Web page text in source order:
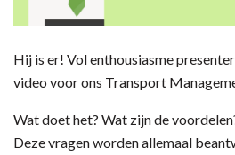
Hij is er! Vol enthousiasme
video voor ons Transport
Wat doet het? Wat zijn de
Deze vragen worden allemaal